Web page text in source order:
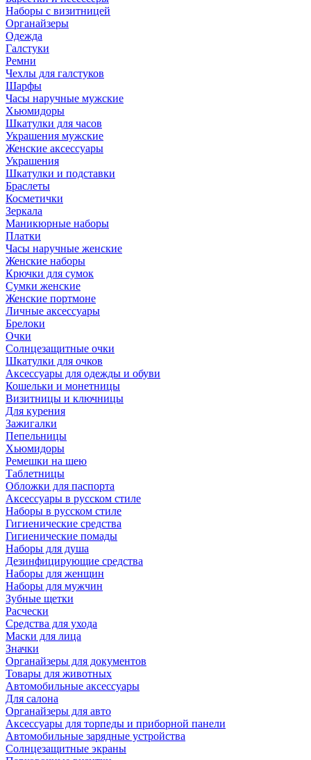
Наборы с визитницей
Органайзеры
Одежда
Галстуки
Ремни
Чехлы для галстуков
Шарфы
Часы наручные мужские
Хьюмидоры
Шкатулки для часов
Украшения мужские
Женские аксессуары
Украшения
Шкатулки и подставки
Браслеты
Косметички
Зеркала
Маникюрные наборы
Платки
Часы наручные женские
Женские наборы
Крючки для сумок
Сумки женские
Женские портмоне
Личные аксессуары
Брелоки
Очки
Солнцезащитные очки
Шкатулки для очков
Аксессуары для одежды и обуви
Кошельки и монетницы
Визитницы и ключницы
Для курения
Зажигалки
Пепельницы
Хьюмидоры
Ремешки на шею
Таблетницы
Обложки для паспорта
Аксессуары в русском стиле
Наборы в русском стиле
Гигиенические средства
Гигиенические помады
Наборы для душа
Дезинфицирующие средства
Наборы для женщин
Наборы для мужчин
Зубные щетки
Расчески
Средства для ухода
Маски для лица
Значки
Органайзеры для документов
Товары для животных
Автомобильные аксессуары
Для салона
Органайзеры для авто
Аксессуары для торпеды и приборной панели
Автомобильные зарядные устройства
Солнцезащитные экраны